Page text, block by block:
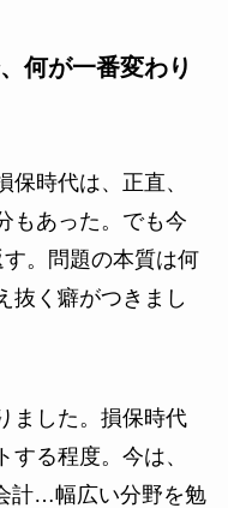
何が一番変わり
時代は、正直、
もあった。でも今
。問題の本質は何
抜く癖がつきまし
ました。損保時代
る程度。今は、
計…幅広い分野を勉